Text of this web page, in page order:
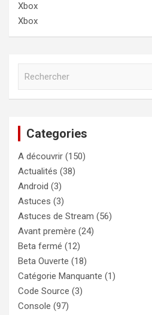
Xbox
Xbox
h
e
r
Categories
A découvrir (150)
Actualités (38)
Android (3)
Astuces (3)
Astuces de Stream (56)
Avant premère (24)
Beta fermé (12)
Beta Ouverte (18)
Catégorie Manquante (1)
Code Source (3)
Console (97)